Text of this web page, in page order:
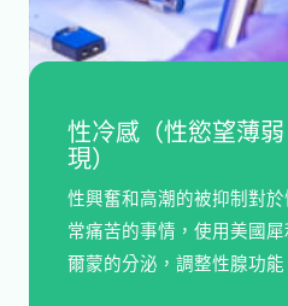
性冷感（性慾望薄
現）
性興奮和高潮的被抑制對
常痛苦的事情，使用美國
爾蒙的分泌，調整性腺功能